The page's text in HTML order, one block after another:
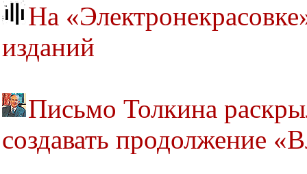
На
изданий
Письмо Толкина
создавать продолжение